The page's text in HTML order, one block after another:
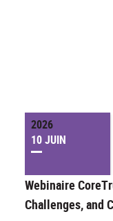
2026
10 JUIN
Webinaire
Challenges, and